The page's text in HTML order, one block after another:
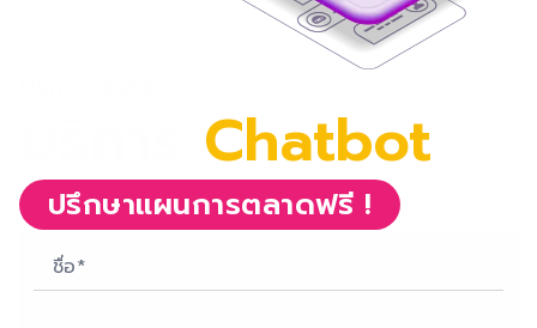
Chatbot
ปรึกษาแผนการตลาดฟรี !